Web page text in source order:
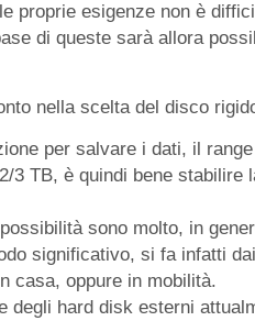
proprie esigenze non è
di queste sarà allora
nella scelta del disco
per salvare i dati, il
3 TB, è quindi bene stabilire
sono molto, in
significativo, si fa infatti
casa, oppure in mobilità.
degli hard disk esterni